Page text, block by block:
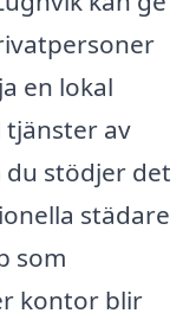
en lokal
av
stödjer det
städare
som
kontor blir